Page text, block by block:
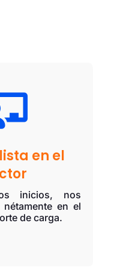
en el
inicios, nos
nétamente en el
de carga.